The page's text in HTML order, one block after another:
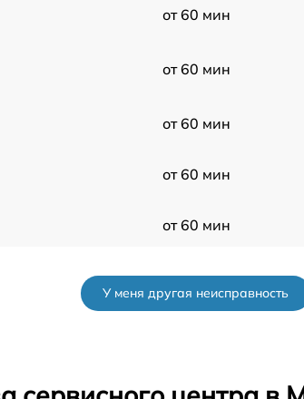
от 60 мин
от 60 мин
от 60 мин
от 60 мин
от 60 мин
от 60 мин
У меня другая неисправность